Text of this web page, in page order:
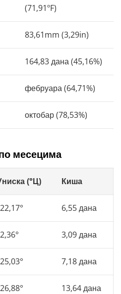
(71,91ºF)
83,61mm (3,29in)
164,83 дана (45,16%)
фебруара (64,71%)
октобар (78,53%)
месецима
(°Ц) Киша
6,55 дана
3,09 дана
7,18 дана
13,64 дана